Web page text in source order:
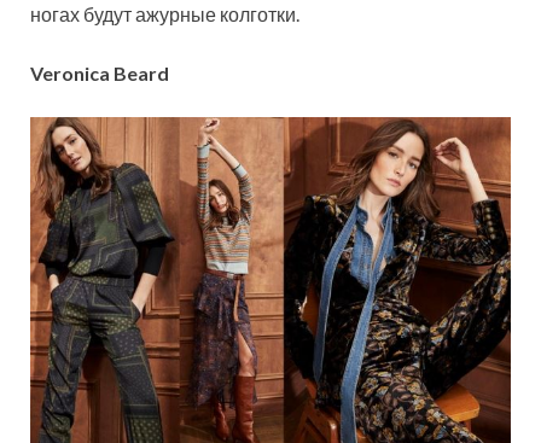
ногах будут ажурные колготки.
Veronica Beard